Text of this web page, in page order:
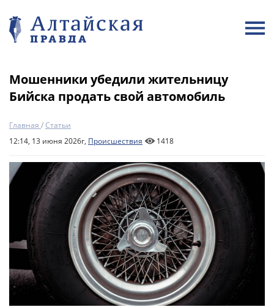
Мошенники убедили жительницу
Бийска продать свой автомобиль
Главная /Статьи
12:14, 13 июня 2026г, Происшествия 1418